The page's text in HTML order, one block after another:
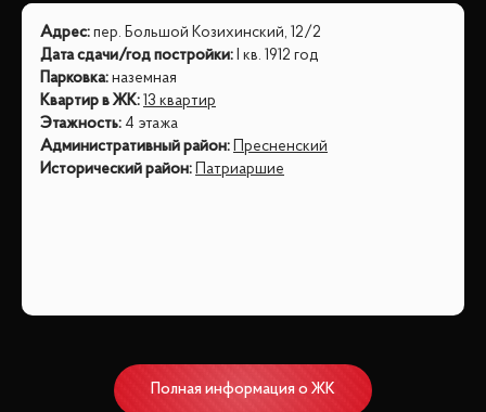
Адрес: пер. Большой Козихинский, 12/2
Дата сдачи/год постройки: I кв. 1912 год
Парковка: наземная
Квартир в ЖК: 13 квартир
Этажность: 4 этажа
Административный район:
Пресненский
Исторический район: Патриаршие
Полная информация о ЖК